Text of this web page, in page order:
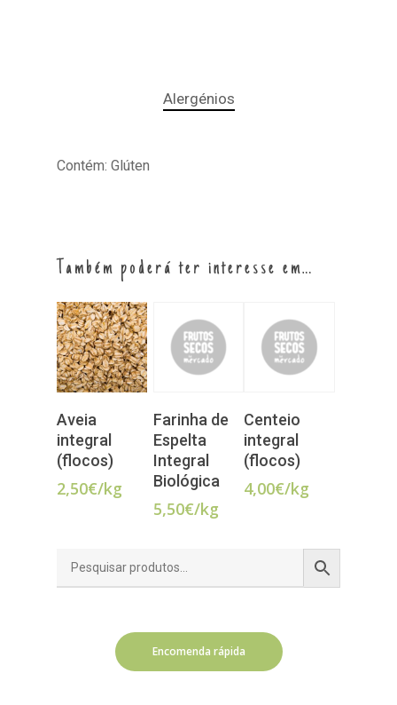
Alergénios
Contém: Glúten
Também poderá ter interesse em…
ADICIONAR
Aveia
integral
(flocos)
2,50€/kg
LER MAIS
Farinha de
Espelta
Integral
Biológica
5,50€/kg
ADICIONAR
Centeio
integral
(flocos)
4,00€/kg
Encomenda rápida